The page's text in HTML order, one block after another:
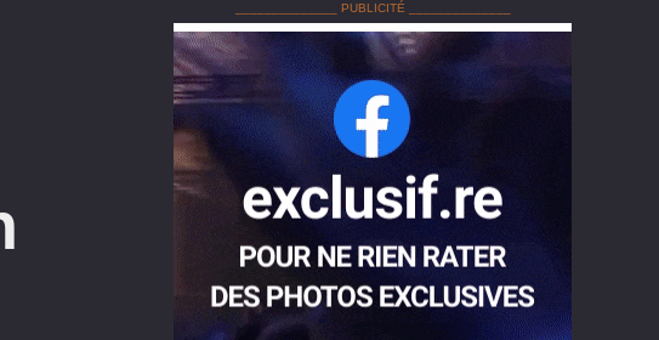
______________ PUBLICITÉ ______________